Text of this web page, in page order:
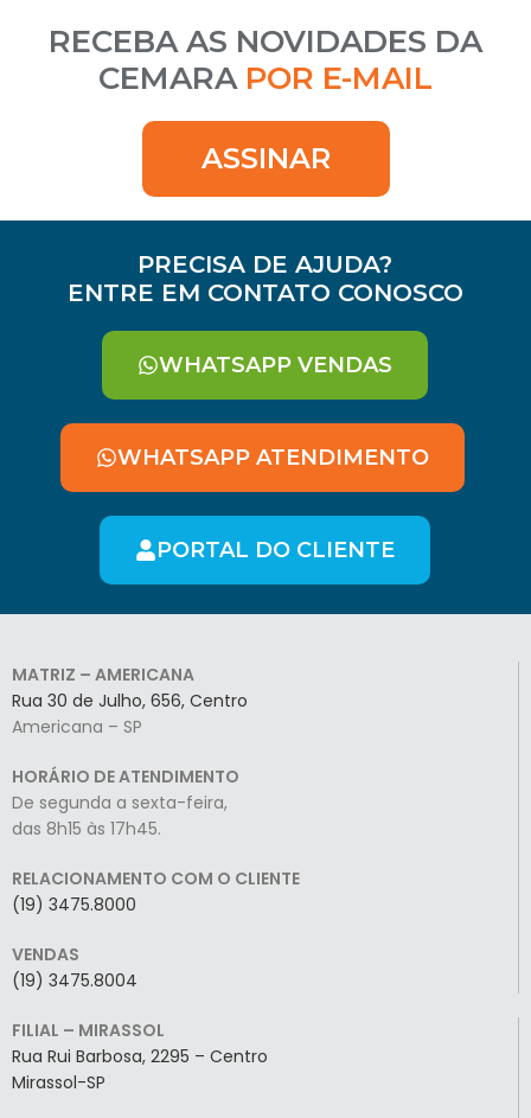
RECEBA AS NOVIDADES DA
CEMARA POR E-MAIL
ASSINAR
PRECISA DE AJUDA?
ENTRE EM CONTATO CONOSCO
WHATSAPP VENDAS
WHATSAPP ATENDIMENTO
PORTAL DO CLIENTE
MATRIZ – AMERICANA
Rua 30 de Julho, 656, Centro
Americana – SP
HORÁRIO DE ATENDIMENTO
De segunda a sexta-feira,
das 8h15 às 17h45.
RELACIONAMENTO COM O CLIENTE
(19) 3475.8000
VENDAS
(19) 3475.8004
FILIAL – MIRASSOL
Rua Rui Barbosa, 2295 – Centro
Mirassol-SP